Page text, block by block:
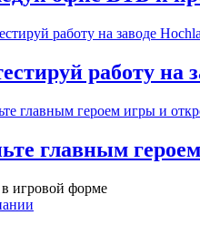
работу на
главным
игровой форме